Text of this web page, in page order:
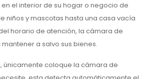
el interior de su hogar o negocio de
niños y mascotas hasta una casa vacía
horario de atención, la cámara de
a salvo sus bienes.
únicamente coloque la cámara de